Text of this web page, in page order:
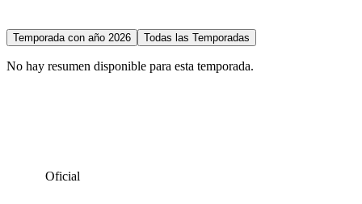
Temporada con año 2026 Todas las Temporadas
No hay resumen disponible para esta temporada.
Oficial